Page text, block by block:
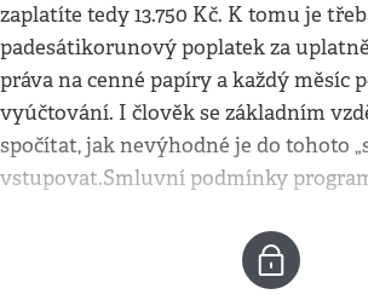
zaplatíte tedy 13.750 Kč. K tomu je
padesátikorunový poplatek za
práva na cenné papíry a každý měsíc
vyúčtování. I člověk se základním
spočítat, jak nevýhodné je do tohoto
vstupovat.Smluvní podmínky